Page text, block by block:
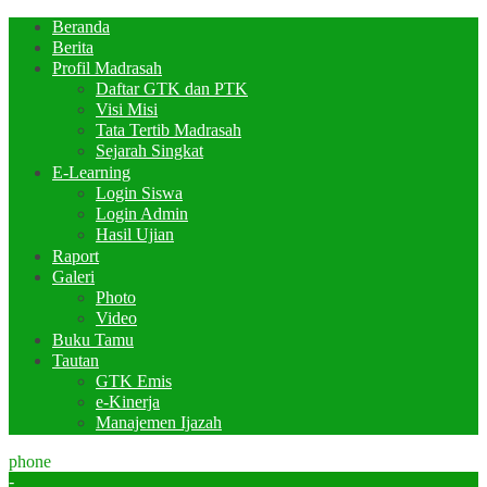
Beranda
Berita
Profil Madrasah
Daftar GTK dan PTK
Visi Misi
Tata Tertib Madrasah
Sejarah Singkat
E-Learning
Login Siswa
Login Admin
Hasil Ujian
Raport
Galeri
Photo
Video
Buku Tamu
Tautan
GTK Emis
e-Kinerja
Manajemen Ijazah
phone
-